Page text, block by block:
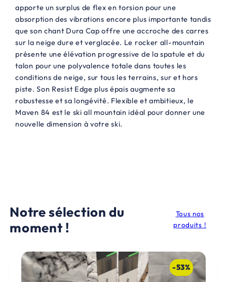
,
0
0
€
.
€
.
apporte un surplus de flex en torsion pour une
absorption des vibrations encore plus importante tandis
que son chant Dura Cap offre une accroche des carres
sur la neige dure et verglacée. Le rocker all-mountain
présente une élévation progressive de la spatule et du
talon pour une polyvalence totale dans toutes les
conditions de neige, sur tous les terrains, sur et hors
piste. Son Resist Edge plus épais augmente sa
robustesse et sa longévité. Flexible et ambitieux, le
Maven 84 est le ski all mountain idéal pour donner une
nouvelle dimension à votre ski.
Notre sélection du
moment !
Tous nos
produits !
-53%